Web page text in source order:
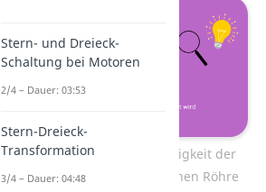
Berechnung der Geschwindigkeit der
Elektronen in einer Braunschen Röhre
Stern- und Dreieck-
Schaltung bei Motoren
2/4 – Dauer: 03:53
Stern-Dreieck-
Transformation
3/4 – Dauer: 04:48